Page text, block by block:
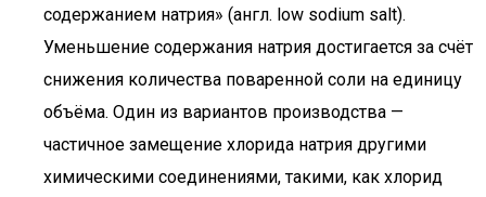
содержанием натрия» (англ. low sodium salt).
Уменьшение содержания натрия достигается за счёт
снижения количества поваренной соли на единицу
объёма. Один из вариантов производства —
частичное замещение хлорида натрия другими
химическими соединениями, такими, как хлорид